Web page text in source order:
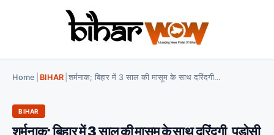
Home BIHAR शर्मनाक; बिहार में 3 साल की मासूम के साथ दरिंदगी, पड़ोसी ने बागीचे में ले जाकर किया दुराचार, खून से लथपथ बेहोश मिली बच्ची
BIHAR
शर्मनाक; बिहार में 3 साल की मासूम के साथ दरिंदगी, पड़ोसी